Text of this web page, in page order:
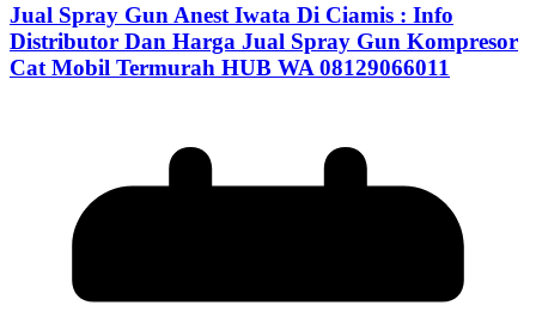
Jual Spray Gun Anest Iwata Di Ciamis : Info
Distributor Dan Harga Jual Spray Gun Kompresor
Cat Mobil Termurah HUB WA 08129066011